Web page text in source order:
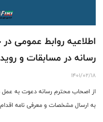
اطلاعیه روابط
رسانه در مسابقات و
1401/02/18
از اصحاب محترم رسانه دعوت به
به ارسال مشخصات و معرفی نامه اقدام